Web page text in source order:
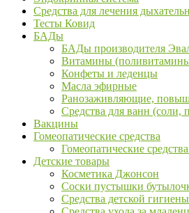
Средства для лечения
Тесты Ковид
БАДы
БАДы производителя
Витамины
Конфеты и леденцы
Масла эфирные
Ранозаживляющие,
Средства для ванн (соли,
Вакцины
Гомеопатические средства
Гомеопатические
Детские товары
Косметика Джонсон
Соски пустышки
Средства детской гигиены